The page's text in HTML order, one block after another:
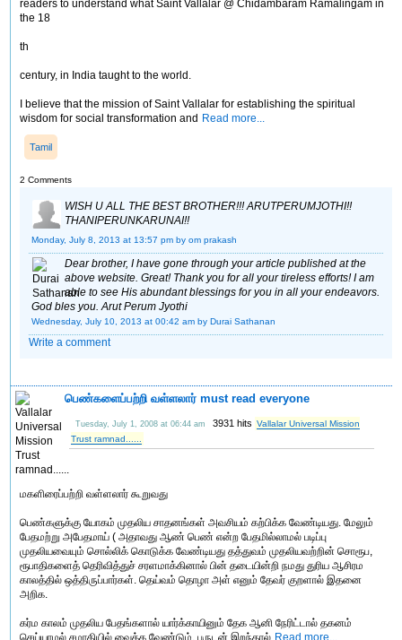
readers to understand what Saint Vallalar @ Chidambaram Ramalingam in
the 18
th
century, in India taught to the world.
I believe that the mission of Saint Vallalar for establishing the spiritual
wisdom for social transformation and Read more...
Tamil
2 Comments
WISH U ALL THE BEST BROTHER!!! ARUTPERUMJOTHI!!
THANIPERUNKARUNAI!!
Monday, July 8, 2013 at 13:57 pm by om prakash
Dear brother, I have gone through your article published at the
above website. Great! Thank you for all your tireless efforts! I am
able to see His abundant blessings for you in all your endeavors.
God bles you. Arut Perum Jyothi
Wednesday, July 10, 2013 at 00:42 am by Durai Sathanan
Write a comment
பெண்களைப்பற்றி வள்ளலார் must read everyone
Tuesday, July 1, 2008 at 06:44 am 3931 hits Vallalar Universal Mission
Trust ramnad......
மகளிரைப்பற்றி வள்ளலார் கூறுவது
பெண்களுக்கு யோகம் முதலிய சாதனங்கள் அவசியம் கற்பிக்க வேண்டியது. மேலும்
பேதமற்று அபேதமாய் ( அதாவது ஆண் பெண் என்ற பேதமில்லாமல் படிப்பு
முதலியவையும் சொல்லிக் கொடுக்க வேண்டியது தத்துவம் முதலியவற்றின் சொரூப,
ரூபாதிகளைத் தெரிவித்துச் சரளமாக்கினால் பின் தடையின்றி நமது துரிய ஆசிரம
காலத்தில் ஒத்திருப்பார்கள். தெய்வம் தொழா அள் எனும் தேவர் குறளால் இதனை
அறிக.
கர்ம காலம் முதலிய பேதங்களால் யார்க்காயினும் தேக ஆனி நேரிட்டால் தகனம்